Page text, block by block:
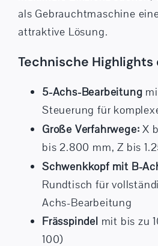
als Gebrauchtmaschine
attraktive Lösung.
Technische Highlights
5-Achs-Bearbeitung
Steuerung für
Große Verfahrwege: X
bis 2.800 mm, Z bis
Schwenkkopf mit B-
Rundtisch für
Achs-Bearbeitung
Frässpindel mit bis zu
100)